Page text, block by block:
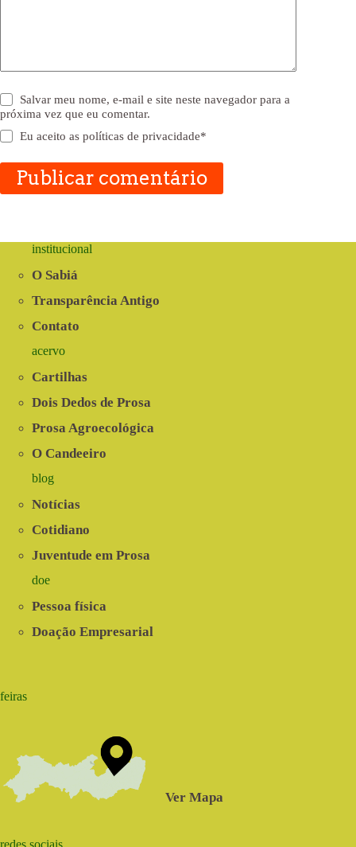
Salvar meu nome, e-mail e site neste navegador para a
próxima vez que eu comentar.
Eu aceito aspolíticas de privacidade*
Publicar comentário
institucional
O Sabiá
Transparência Antigo
Contato
acervo
Cartilhas
Dois Dedos de Prosa
Prosa Agroecológica
O Candeeiro
blog
Notícias
Cotidiano
Juventude em Prosa
doe
Pessoa física
Doação Empresarial
feiras
Ver Mapa